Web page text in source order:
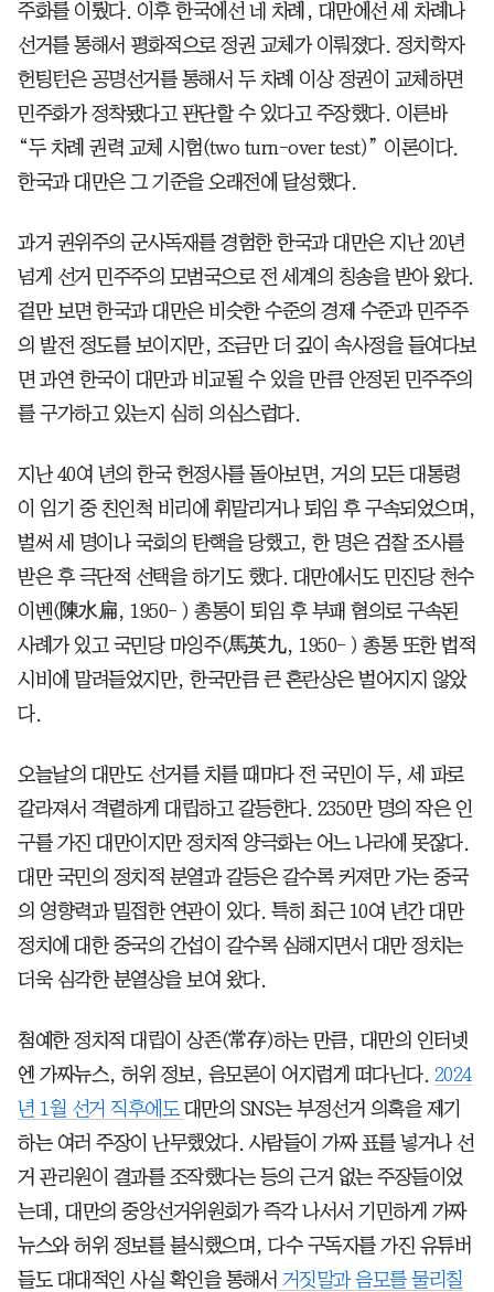
주화를 이뤘다. 이후 한국에선 네 차례, 대만에선 세 차례나
선거를 통해서 평화적으로 정권 교체가 이뤄졌다. 정치학자
헌팅턴은 공명선거를 통해서 두 차례 이상 정권이 교체하면
민주화가 정착됐다고 판단할 수 있다고 주장했다. 이른바
“두 차례 권력 교체 시험(two turn-over test)” 이론이다.
한국과 대만은 그 기준을 오래전에 달성했다.
과거 권위주의 군사독재를 경험한 한국과 대만은 지난 20년
넘게 선거 민주주의 모범국으로 전 세계의 칭송을 받아 왔다.
겉만 보면 한국과 대만은 비슷한 수준의 경제 수준과 민주주
의 발전 정도를 보이지만, 조금만 더 깊이 속사정을 들여다보
면 과연 한국이 대만과 비교될 수 있을 만큼 안정된 민주주의
를 구가하고 있는지 심히 의심스럽다.
지난 40여 년의 한국 헌정사를 돌아보면, 거의 모든 대통령
이 임기 중 친인척 비리에 휘말리거나 퇴임 후 구속되었으며,
벌써 세 명이나 국회의 탄핵을 당했고, 한 명은 검찰 조사를
받은 후 극단적 선택을 하기도 했다. 대만에서도 민진당 천수
이볜(陳水扁, 1950- ) 총통이 퇴임 후 부패 혐의로 구속된
사례가 있고 국민당 마잉주(馬英九, 1950- ) 총통 또한 법적
시비에 말려들었지만, 한국만큼 큰 혼란상은 벌어지지 않았
다.
오늘날의 대만도 선거를 치를 때마다 전 국민이 두, 세 파로
갈라져서 격렬하게 대립하고 갈등한다. 2350만 명의 작은 인
구를 가진 대만이지만 정치적 양극화는 어느 나라에 못잖다.
대만 국민의 정치적 분열과 갈등은 갈수록 커져만 가는 중국
의 영향력과 밀접한 연관이 있다. 특히 최근 10여 년간 대만
정치에 대한 중국의 간섭이 갈수록 심해지면서 대만 정치는
더욱 심각한 분열상을 보여 왔다.
첨예한 정치적 대립이 상존(常存)하는 만큼, 대만의 인터넷
엔 가짜뉴스, 허위 정보, 음모론이 어지럽게 떠다닌다. 2024
년 1월 선거 직후에도 대만의 SNS는 부정선거 의혹을 제기
하는 여러 주장이 난무했었다. 사람들이 가짜 표를 넣거나 선
거 관리원이 결과를 조작했다는 등의 근거 없는 주장들이었
는데, 대만의 중앙선거위원회가 즉각 나서서 기민하게 가짜
뉴스와 허위 정보를 불식했으며, 다수 구독자를 가진 유튜버
들도 대대적인 사실 확인을 통해서 거짓말과 음모를 물리칠